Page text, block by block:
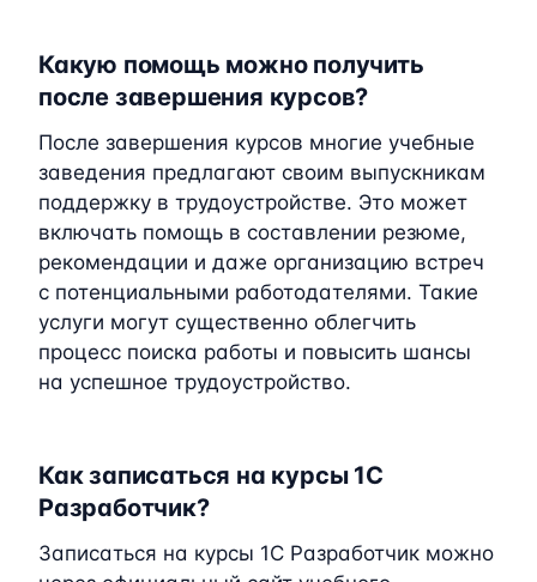
Какую помощь можно получить
после завершения курсов?
После завершения курсов многие учебные
заведения предлагают своим выпускникам
поддержку в трудоустройстве. Это может
включать помощь в составлении резюме,
рекомендации и даже организацию встреч
с потенциальными работодателями. Такие
услуги могут существенно облегчить
процесс поиска работы и повысить шансы
на успешное трудоустройство.
Как записаться на курсы 1C
Разработчик?
Записаться на курсы 1C Разработчик можно